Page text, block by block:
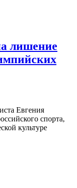
лишение
Евгения
спорта,
культуре